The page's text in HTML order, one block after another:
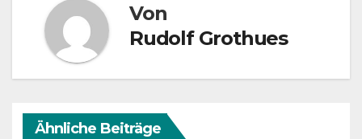
Von
Rudolf Grothues
Ähnliche Beiträge